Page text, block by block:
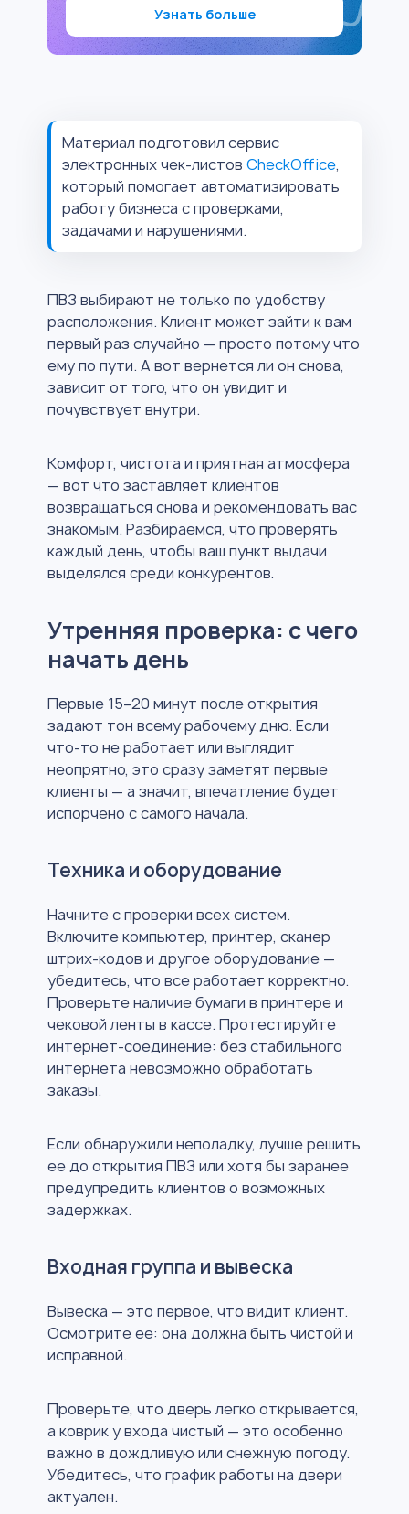
Узнать больше
Материал подготовил сервис
электронных чек-листов CheckOffice,
который помогает автоматизировать
работу бизнеса с проверками,
задачами и нарушениями.
ПВЗ выбирают не только по удобству
расположения. Клиент может зайти к вам
первый раз случайно — просто потому что
ему по пути. А вот вернется ли он снова,
зависит от того, что он увидит и
почувствует внутри.
Комфорт, чистота и приятная атмосфера
— вот что заставляет клиентов
возвращаться снова и рекомендовать вас
знакомым. Разбираемся, что проверять
каждый день, чтобы ваш пункт выдачи
выделялся среди конкурентов.
Утренняя проверка: с чего
начать день
Первые 15–20 минут после открытия
задают тон всему рабочему дню. Если
что-то не работает или выглядит
неопрятно, это сразу заметят первые
клиенты — а значит, впечатление будет
испорчено с самого начала.
Техника и оборудование
Начните с проверки всех систем.
Включите компьютер, принтер, сканер
штрих-кодов и другое оборудование —
убедитесь, что все работает корректно.
Проверьте наличие бумаги в принтере и
чековой ленты в кассе. Протестируйте
интернет-соединение: без стабильного
интернета невозможно обработать
заказы.
Если обнаружили неполадку, лучше решить
ее до открытия ПВЗ или хотя бы заранее
предупредить клиентов о возможных
задержках.
Входная группа и вывеска
Вывеска — это первое, что видит клиент.
Осмотрите ее: она должна быть чистой и
исправной.
Проверьте, что дверь легко открывается,
а коврик у входа чистый — это особенно
важно в дождливую или снежную погоду.
Убедитесь, что график работы на двери
актуален.